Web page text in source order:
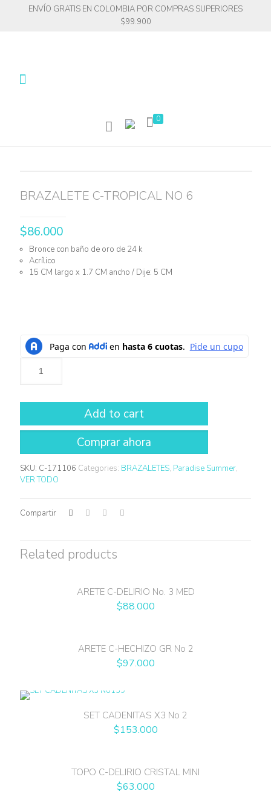
ENVÍO GRATIS EN COLOMBIA POR COMPRAS SUPERIORES
$99.900
0
BRAZALETE C-TROPICAL NO 6
$86.000
Bronce con baño de oro de 24 k
Acrílico
15 CM largo x 1.7 CM ancho / Dije: 5 CM
Add to cart
SKU: C-171106 Categories: BRAZALETES, Paradise Summer,
VER TODO
Compartir
Related products
ARETE C-DELIRIO No. 3 MED
$88.000
ARETE C-HECHIZO GR No 2
$97.000
SET CADENITAS X3 No 2
$153.000
TOPO C-DELIRIO CRISTAL MINI
$63.000